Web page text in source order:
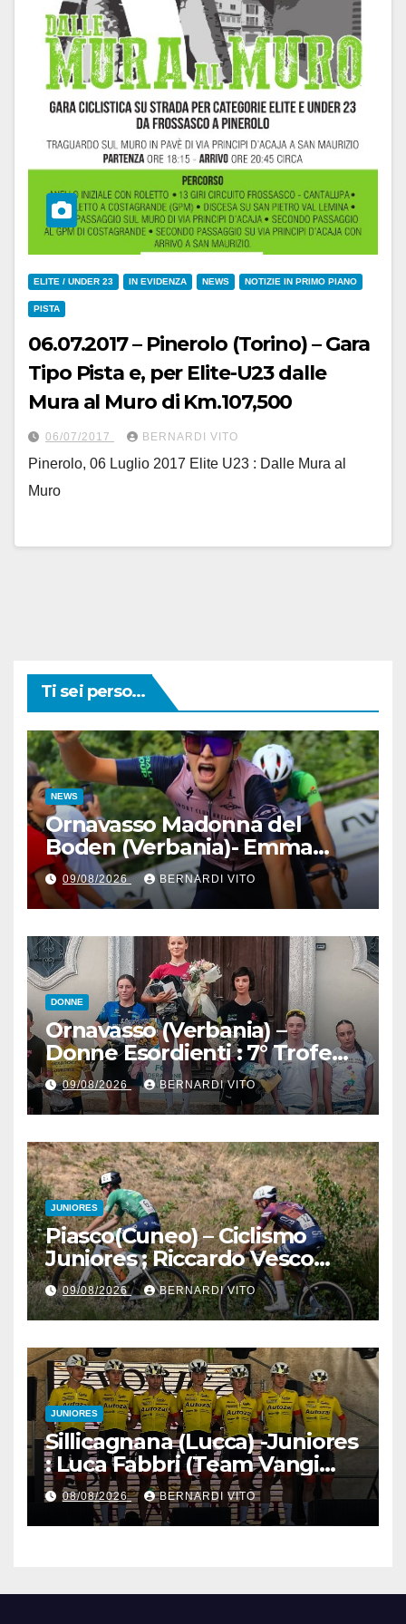
ELITE / UNDER 23 IN EVIDENZA NEWS NOTIZIE IN PRIMO PIANO
PISTA
06.07.2017 – Pinerolo (Torino) – Gara
Tipo Pista e, per Elite-U23 dalle
Mura al Muro di Km.107,500
06/07/2017 BERNARDI VITO
Pinerolo, 06 Luglio 2017 Elite U23 : Dalle Mura al
Muro
Ti sei perso...
NEWS
Ornavasso Madonna del
Boden (Verbania)- Emma
Cocca per la rivincita su
Firenze, Elisa Paiusco
Sansottera per la riconferma
tra le migliori Donne Allieve
09/08/2026 BERNARDI VITO
DONNE
Ornavasso (Verbania) –
Donne Esordienti : 7° Trofeo
Santuario Madonna del
Boden, Aurora Cerame e
Martina Zavattero le neo
campionesse regionali FCI
Piemonte
09/08/2026 BERNARDI VITO
JUNIORES
Piasco(Cuneo) – Ciclismo
Juniores ; Riccardo Vesco
(Guerrini-Senaghese) al
fotofinish su Gugnino (UC
Piasco) e Jedrysek (SC
Fagnano Nuova)
09/08/2026 BERNARDI VITO
JUNIORES
Sillicagnana (Lucca) -Juniores
: Luca Fabbri (Team Vangi
Tommasini) vince il “Gran
Premio Garfagnana –
Memorial Gino Bartali”
08/08/2026 BERNARDI VITO